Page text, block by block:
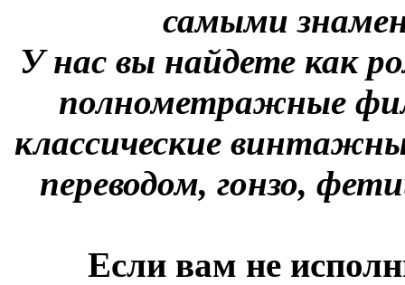
самыми
У нас вы найдете как
полнометражные
классические
переводом, гонзо,
Если вам не